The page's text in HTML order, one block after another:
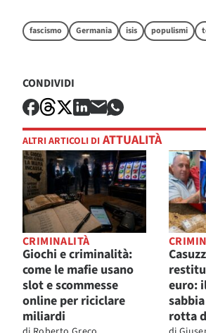
fascismo Germania isis populismi
CONDIVIDI
ALTRI ARTICOLI DI ATTUALITÀ
CRIMINALITÀ
Giochi e criminalità:
come le mafie usano
slot e scommesse
online per riciclare
miliardi
euro:
rotta